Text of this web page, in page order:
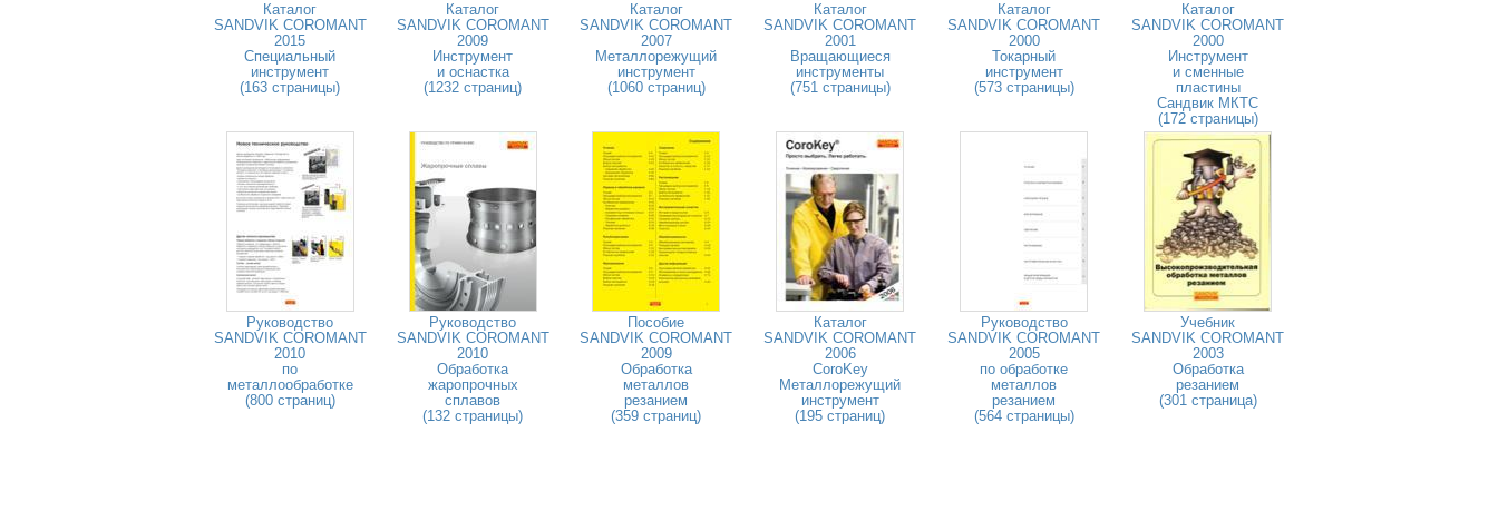
Каталог
SANDVIK COROMANT
2015
Специальный
инструмент
(163 страницы)
Каталог
SANDVIK COROMANT
2009
Инструмент
и оснастка
(1232 страниц)
Каталог
SANDVIK COROMANT
2007
Металлорежущий
инструмент
(1060 страниц)
Каталог
SANDVIK COROMANT
2001
Вращающиеся
инструменты
(751 страницы)
Каталог
SANDVIK COROMANT
2000
Токарный
инструмент
(573 страницы)
Каталог
SANDVIK COROMANT
2000
Инструмент
и сменные
пластины
Сандвик МКТС
(172 страницы)
Руководство
SANDVIK COROMANT
2010
по
металлообработке
(800 страниц)
Руководство
SANDVIK COROMANT
2010
Обработка
жаропрочных
сплавов
(132 страницы)
Пособие
SANDVIK COROMANT
2009
Обработка
металлов
резанием
(359 страниц)
Каталог
SANDVIK COROMANT
2006
CoroKey
Металлорежущий
инструмент
(195 страниц)
Руководство
SANDVIK COROMANT
2005
по обработке
металлов
резанием
(564 страницы)
Учебник
SANDVIK COROMANT
2003
Обработка
резанием
(301 страница)